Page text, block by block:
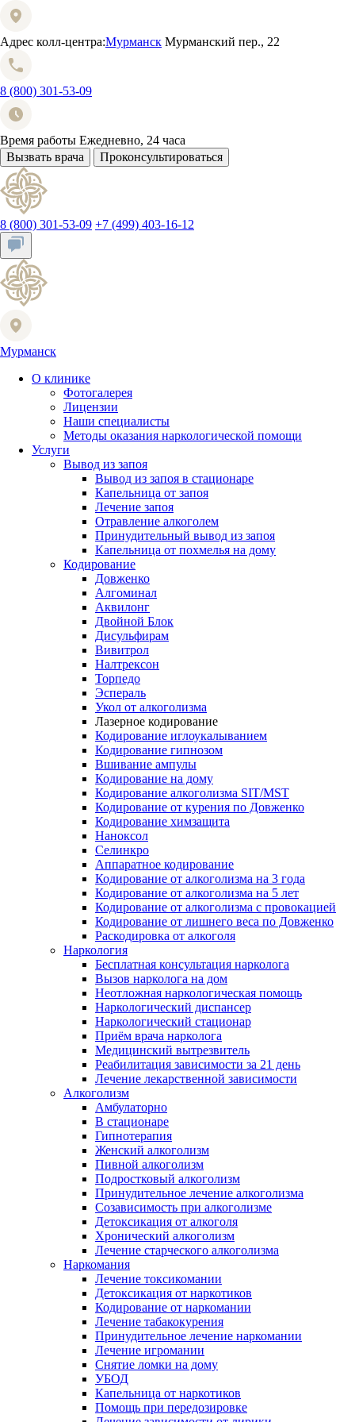
Адрес колл-центра:Мурманск Мурманский пер., 22
8 (800) 301-53-09
Время работы Ежедневно, 24 часа
Вызвать врача
Проконсультироваться
8 (800) 301-53-09 +7 (499) 403-16-12
Мурманск
О клинике
Фотогалерея
Лицензии
Наши специалисты
Методы оказания наркологической помощи
Услуги
Вывод из запоя
Вывод из запоя в стационаре
Капельница от запоя
Лечение запоя
Отравление алкоголем
Принудительный вывод из запоя
Капельница от похмелья на дому
Кодирование
Довженко
Алгоминал
Аквилонг
Двойной Блок
Дисульфирам
Вивитрол
Налтрексон
Торпедо
Эспераль
Укол от алкоголизма
Лазерное кодирование
Кодирование иглоукалыванием
Кодирование гипнозом
Вшивание ампулы
Кодирование на дому
Кодирование алкоголизма SIT/MST
Кодирование от курения по Довженко
Кодирование химзащита
Наноксол
Селинкро
Аппаратное кодирование
Кодирование от алкоголизма на 3 года
Кодирование от алкоголизма на 5 лет
Кодирование от алкоголизма с провокацией
Кодирование от лишнего веса по Довженко
Раскодировка от алкоголя
Наркология
Бесплатная консультация нарколога
Вызов нарколога на дом
Неотложная наркологическая помощь
Наркологический диспансер
Наркологический стационар
Приём врача нарколога
Медицинский вытрезвитель
Реабилитация зависимости за 21 день
Лечение лекарственной зависимости
Алкоголизм
Амбулаторно
В стационаре
Гипнотерапия
Женский алкоголизм
Пивной алкоголизм
Подростковый алкоголизм
Принудительное лечение алкоголизма
Созависимость при алкоголизме
Детоксикация от алкоголя
Хронический алкоголизм
Лечение старческого алкоголизма
Наркомания
Лечение токсикомании
Детоксикация от наркотиков
Кодирование от наркомании
Лечение табакокурения
Принудительное лечение наркомании
Лечение игромании
Снятие ломки на дому
УБОД
Капельница от наркотиков
Помощь при передозировке